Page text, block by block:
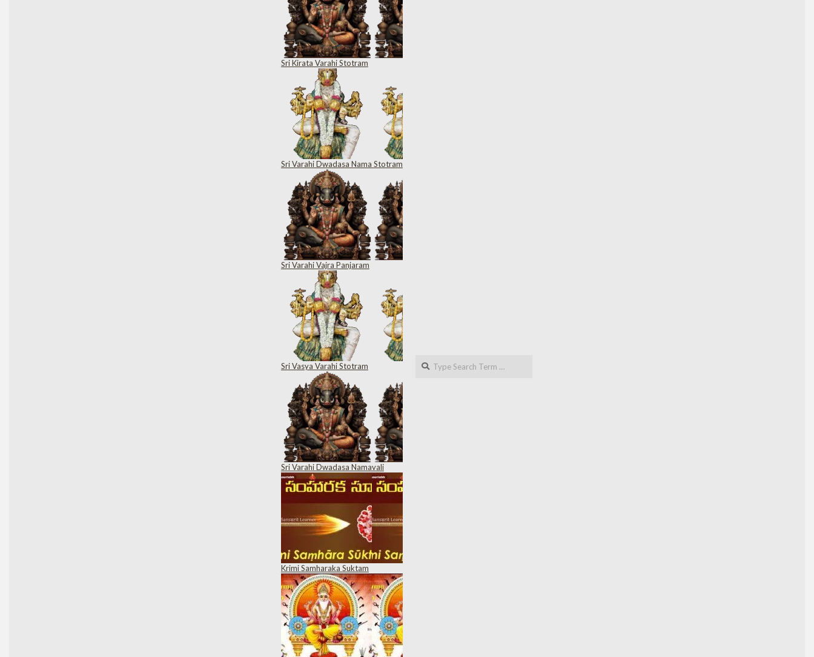
Sri Kirata Varahi Stotram
Sri Varahi Dwadasa Nama Stotram
Sri Varahi Vajra Panjaram
Sri Vasya Varahi Stotram
Sri Varahi Dwadasa Namavali
Krimi Samharaka Suktam